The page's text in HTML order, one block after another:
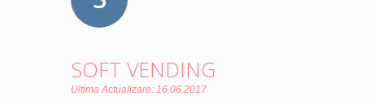
SOFT VENDING
Ultima Actualizare: 16.06.2017